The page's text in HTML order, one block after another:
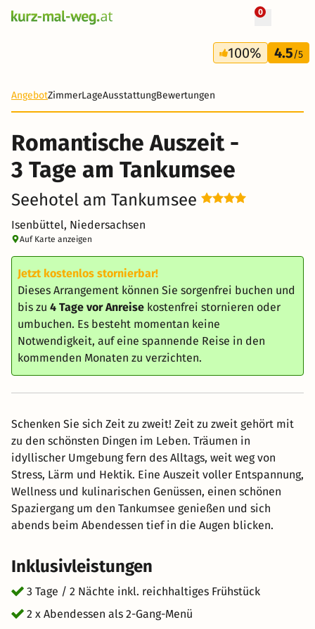
0
3 Tage
180 €
100% 4.5/5
AngebotZimmerLageAusstattungBewertungen
Romantische Auszeit -
3 Tage am Tankumsee
Seehotel am Tankumsee
Isenbüttel, Niedersachsen
Auf Karte anzeigen
Jetzt kostenlos stornierbar!
Dieses Arrangement können Sie sorgenfrei buchen und
bis zu 4 Tage vor Anreise kostenfrei stornieren oder
umbuchen. Es besteht momentan keine
Notwendigkeit, auf eine spannende Reise in den
kommenden Monaten zu verzichten.
Schenken Sie sich Zeit zu zweit! Zeit zu zweit gehört mit
zu den schönsten Dingen im Leben. Träumen in
idyllischer Umgebung fern des Alltags, weit weg von
Stress, Lärm und Hektik. Eine Auszeit voller Entspannung,
Wellness und kulinarischen Genüssen, einen schönen
Spaziergang um den Tankumsee genießen und sich
abends beim Abendessen tief in die Augen blicken.
Inklusivleistungen
3 Tage / 2 Nächte inkl. reichhaltiges Frühstück
2 x Abendessen als 2-Gang-Menü